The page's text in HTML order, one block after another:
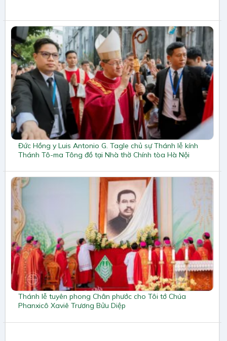
Đức Hồng y Luis Antonio G. Tagle chủ sự Thánh lễ kính
Thánh Tô-ma Tông đồ tại Nhà thờ Chính tòa Hà Nội
Thánh lễ tuyên phong Chân phước cho Tôi tớ Chúa
Phanxicô Xaviê Trương Bửu Diệp